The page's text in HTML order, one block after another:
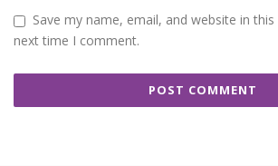
Save my name, email, and website in
next time I comment.